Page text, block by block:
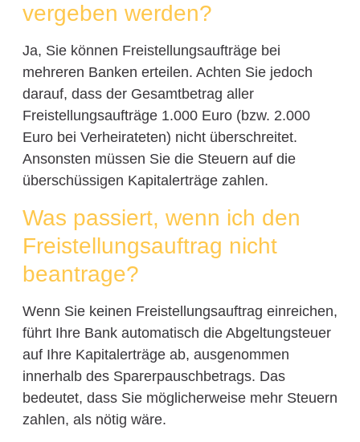
vergeben werden?
Ja, Sie können Freistellungsaufträge bei
mehreren Banken erteilen. Achten Sie jedoch
darauf, dass der Gesamtbetrag aller
Freistellungsaufträge 1.000 Euro (bzw. 2.000
Euro bei Verheirateten) nicht überschreitet.
Ansonsten müssen Sie die Steuern auf die
überschüssigen Kapitalerträge zahlen.
Was passiert, wenn ich den
Freistellungsauftrag nicht
beantrage?
Wenn Sie keinen Freistellungsauftrag einreichen,
führt Ihre Bank automatisch die Abgeltungsteuer
auf Ihre Kapitalerträge ab, ausgenommen
innerhalb des Sparerpauschbetrags. Das
bedeutet, dass Sie möglicherweise mehr Steuern
zahlen, als nötig wäre.